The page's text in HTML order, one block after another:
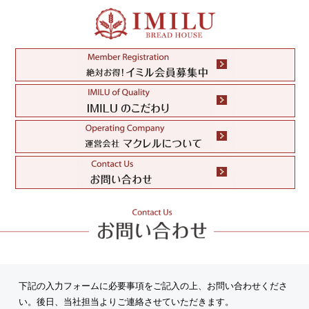
下記の入力フォームに必要事項をご記入の上、お問い合わせくださ
い。後日、当社担当よりご連絡させていただきます。